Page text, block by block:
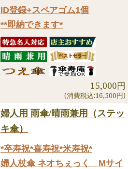
ID登録+スペアゴム1個
**即納できます*
15,000円
(消費税込:16,500円)
婦人用 雨傘/晴雨兼用（ステッ
キ傘）
*卒寿祝*喜寿祝*米寿祝*
婦人杖傘 ネオちぇっく Mサイ